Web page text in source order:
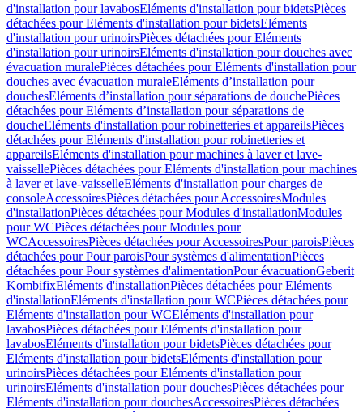
d'installation pour lavabosEléments d'installation pour bidetsPièces
détachées pour Eléments d'installation pour bidetsEléments
d'installation pour urinoirsPièces détachées pour Eléments
d'installation pour urinoirsEléments d'installation pour douches avec
évacuation muralePièces détachées pour Eléments d'installation pour
douches avec évacuation muraleEléments d’installation pour
douchesEléments d’installation pour séparations de douchePièces
détachées pour Eléments d’installation pour séparations de
doucheEléments d'installation pour robinetteries et appareilsPièces
détachées pour Eléments d'installation pour robinetteries et
appareilsEléments d'installation pour machines à laver et lave-
vaissellePièces détachées pour Eléments d'installation pour machines
à laver et lave-vaisselleEléments d'installation pour charges de
consoleAccessoiresPièces détachées pour AccessoiresModules
d'installationPièces détachées pour Modules d'installationModules
pour WCPièces détachées pour Modules pour
WCAccessoiresPièces détachées pour AccessoiresPour paroisPièces
détachées pour Pour paroisPour systèmes d'alimentationPièces
détachées pour Pour systèmes d'alimentationPour évacuationGeberit
KombifixEléments d'installationPièces détachées pour Eléments
d'installationEléments d'installation pour WCPièces détachées pour
Eléments d'installation pour WCEléments d'installation pour
lavabosPièces détachées pour Eléments d'installation pour
lavabosEléments d'installation pour bidetsPièces détachées pour
Eléments d'installation pour bidetsEléments d'installation pour
urinoirsPièces détachées pour Eléments d'installation pour
urinoirsEléments d'installation pour douchesPièces détachées pour
Eléments d'installation pour douchesAccessoiresPièces détachées